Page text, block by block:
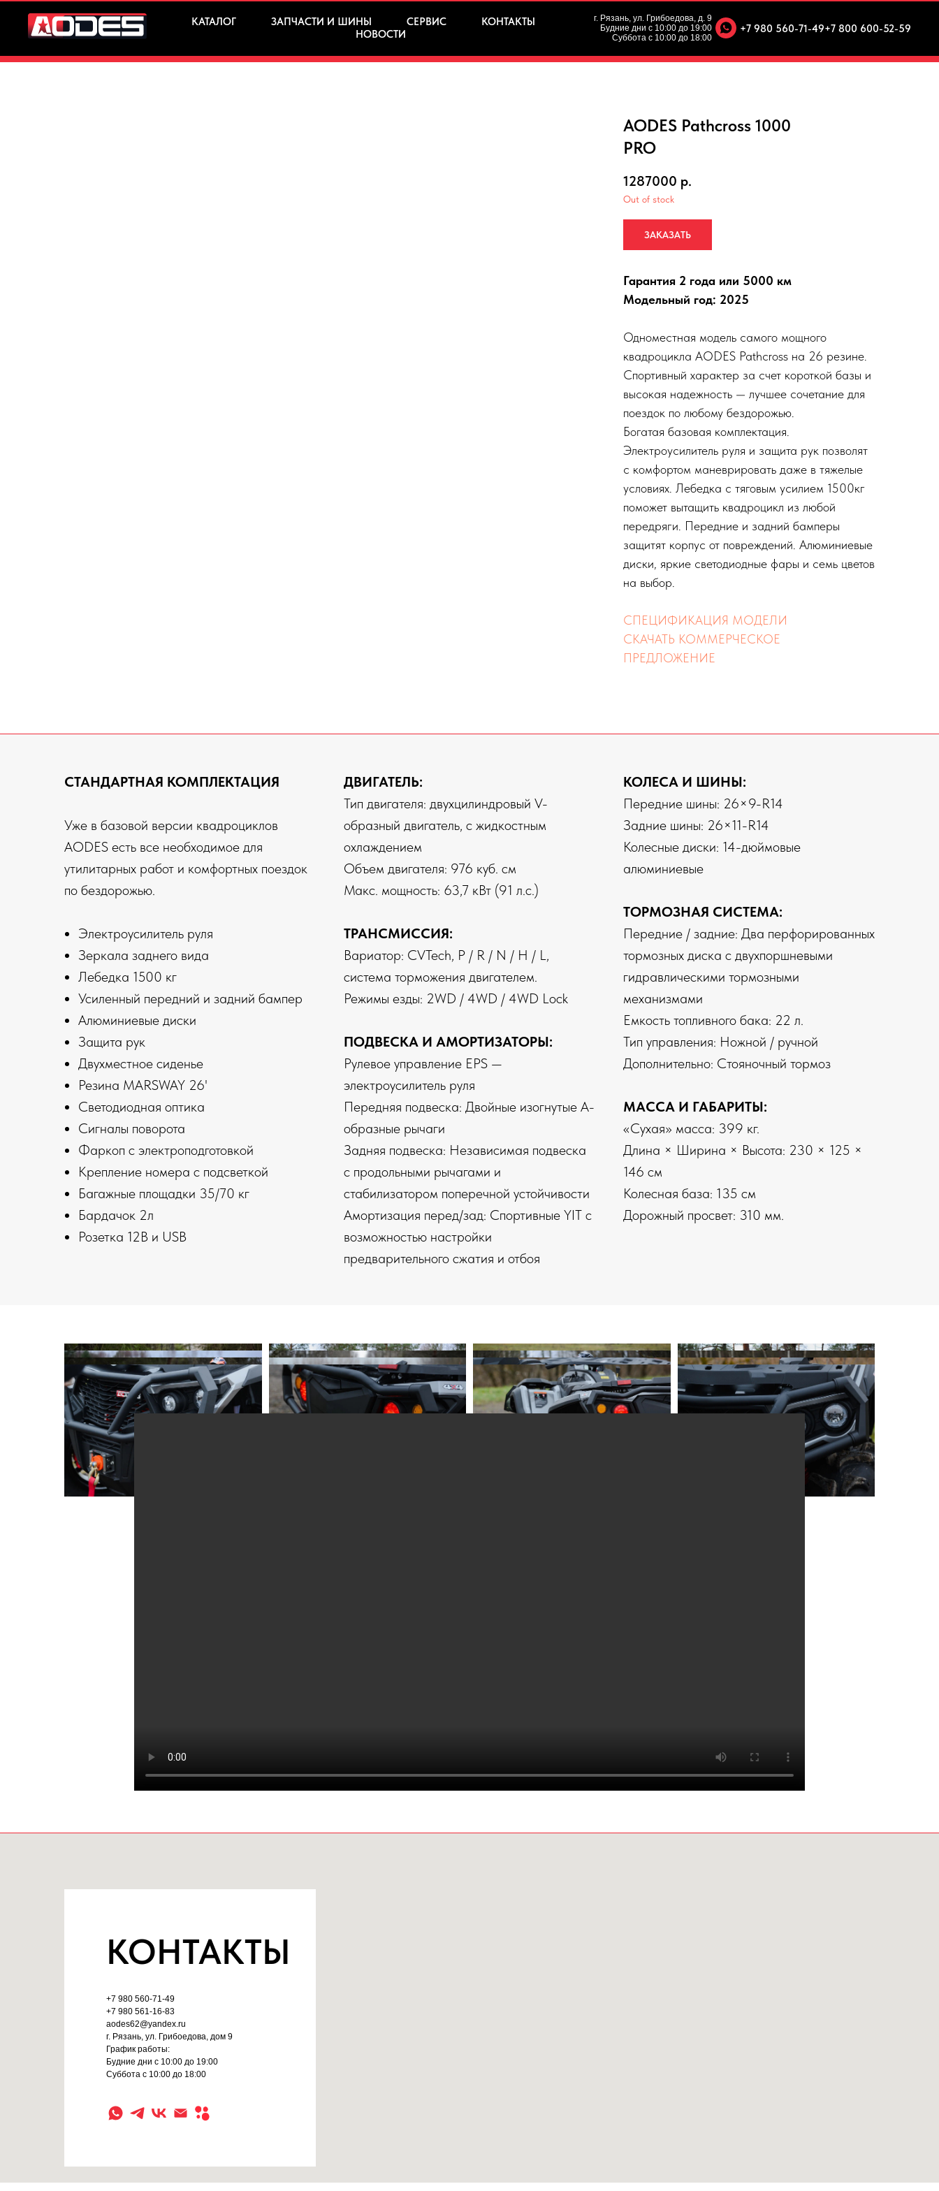
КАТАЛОГ ЗАПЧАСТИ И ШИНЫ СЕРВИС
КОНТАКТЫ
НОВОСТИ
г. Рязань, ул. Грибоедова, д. 9
Будние дни с 10:00 до 19:00
Суббота с 10:00 до 18:00
+7 980 560-71-49+7 800 600-52-59
AODES Pathcross 1000
PRO⠀⠀⠀⠀⠀⠀⠀⠀⠀⠀
1287000 р.
Out of stock
ЗАКАЗАТЬ
Гарантия 2 года или 5000 км
Модельный год: 2025
Одноместная модель самого мощного
квадроцикла AODES Pathcross на 26 резине.
Спортивный характер за счет короткой базы и
высокая надежность — лучшее сочетание для
поездок по любому бездорожью.
Богатая базовая комплектация.
Электроусилитель руля и защита рук позволят
с комфортом маневрировать даже в тяжелые
условиях. Лебедка с тяговым усилием 1500кг
поможет вытащить квадроцикл из любой
передряги. Передние и задний бамперы
защитят корпус от повреждений. Алюминиевые
диски, яркие светодиодные фары и семь цветов
на выбор.
СПЕЦИФИКАЦИЯ МОДЕЛИ
СКАЧАТЬ КОММЕРЧЕСКОЕ
ПРЕДЛОЖЕНИЕ
СТАНДАРТНАЯ КОМПЛЕКТАЦИЯ
Уже в базовой версии квадроциклов
AODES есть все необходимое для
утилитарных работ и комфортных поездок
по бездорожью.
Электроусилитель руля
Зеркала заднего вида
Лебедка 1500 кг
Усиленный передний и задний бампер
Алюминиевые диски
Защита рук
Двухместное сиденье
Резина MARSWAY 26'
Светодиодная оптика
Сигналы поворота
Фаркоп с электроподготовкой
Крепление номера с подсветкой
Багажные площадки 35/70 кг
Бардачок 2л
Розетка 12В и USB
ДВИГАТЕЛЬ:
Тип двигателя: двухцилиндровый V-
образный двигатель, с жидкостным
охлаждением
Объем двигателя: 976 куб. см
Макс. мощность: 63,7 кВт (91 л.с.)
ТРАНСМИССИЯ:
Вариатор: CVTech, P / R / N / H / L,
система торможения двигателем.
Режимы езды: 2WD / 4WD / 4WD Lock
ПОДВЕСКА И АМОРТИЗАТОРЫ:
Рулевое управление EPS —
электроусилитель руля
Передняя подвеска: Двойные изогнутые А-
образные рычаги
Задняя подвеска: Независимая подвеска
с продольными рычагами и
стабилизатором поперечной устойчивости
Амортизация перед/зад: Спортивные YIT с
возможностью настройки
предварительного сжатия и отбоя
КОЛЕСА И ШИНЫ:
Передние шины: 26×9-R14
Задние шины: 26×11-R14
Колесные диски: 14-дюймовые
алюминиевые
ТОРМОЗНАЯ СИСТЕМА:
Передние / задние: Два перфорированных
тормозных диска с двухпоршневыми
гидравлическими тормозными
механизмами
Емкость топливного бака: 22 л.
Тип управления: Ножной / ручной
Дополнительно: Стояночный тормоз
МАССА И ГАБАРИТЫ:
«Сухая» масса: 399 кг.
Длина × Ширина × Высота: 230 × 125 ×
146 см
Колесная база: 135 см
Дорожный просвет: 310 мм.
КОНТАКТЫ
+7 980 560-71-49
+7 980 561-16-83
aodes62@yandex.ru
г. Рязань, ул. Грибоедова, дом 9
График работы:
Будние дни с 10:00 до 19:00
Суббота с 10:00 до 18:00